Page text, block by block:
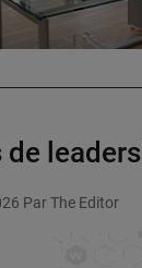
de
Par The Editor